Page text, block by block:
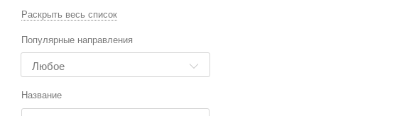
охота
волейбольная площадка
лечение и оздоровление
футбольное поле
TV
баня
озеро
детская площадка
русская баня
Раскрыть весь список
Популярные направления
Название